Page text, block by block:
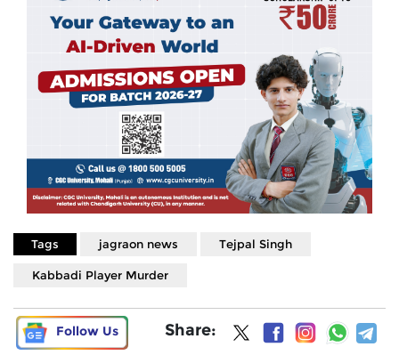
Tags jagraon news Tejpal Singh
Kabbadi Player Murder
Follow Us Share: